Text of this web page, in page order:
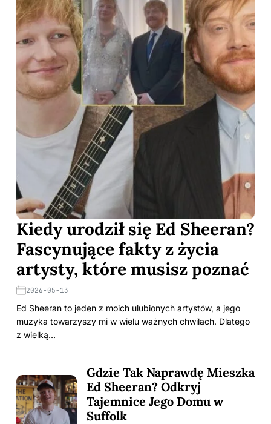
Kiedy urodził się Ed Sheeran?
Fascynujące fakty z życia
artysty, które musisz poznać
2026-05-13
Ed Sheeran to jeden z moich ulubionych artystów, a jego
muzyka towarzyszy mi w wielu ważnych chwilach. Dlatego
z wielką…
Gdzie Tak Naprawdę Mieszka
Ed Sheeran? Odkryj
Tajemnice Jego Domu w
Suffolk